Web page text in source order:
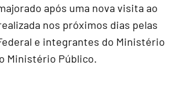
após uma nova visita ao
nos próximos dias pelas
e integrantes do Ministério
Ministério Público.